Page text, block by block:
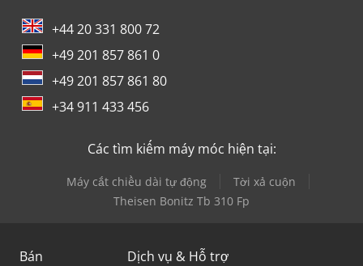
+44 20 331 800 72
+49 201 857 861 0
+49 201 857 861 80
+34 911 433 456
Các tìm kiếm máy móc hiện tại:
Máy cắt chiều dài tự động
Tời xả cuộn
Theisen Bonitz Tb 310 Fp
Bán Dịch vụ & Hỗ trợ